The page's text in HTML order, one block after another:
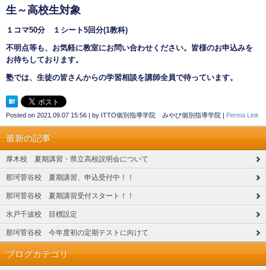
生～高校生対象
１コマ50分 １シート5回分(1教科)
不明点等も、お気軽に教室にお問い合わせください。皆様のお申込みを
お待ちしております。
塾では、生徒の皆さんからの学習相談を講師全員で待っています。
Posted on 2021.09.07 15:56 | by ITTO個別指導学院 みやび個別指導学院 | Perma Link
最新の記事
厚木校 夏期講習・県立高校説明会について
那珂菅谷校 夏期講習、申込受付中！！
那珂菅谷校 夏期講習受付スタート！！
水戸千波校 目標設定
那珂菅谷校 今年度初の定期テストに向けて
ブログカテゴリ